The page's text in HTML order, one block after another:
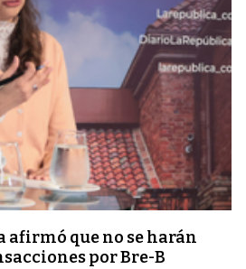
afirmó que no se harán
por Bre-B